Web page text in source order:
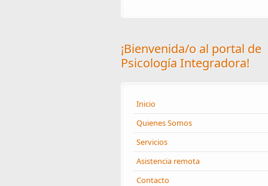
¡Bienvenida/o al portal de
Psicología Integradora!
Inicio
Quienes Somos
Servicios
Asistencia remota
Contacto